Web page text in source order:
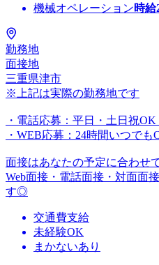
機械オペレーション時給
勤務地
面接地
三重県津市
※上記は実際の勤務地です
・電話応募：平日・土日祝OK
・WEB応募：24時間いつでも
面接はあなたの予定に合わせ
Web面接・電話面接・対面面
す◎
交通費支給
未経験OK
まかないあり